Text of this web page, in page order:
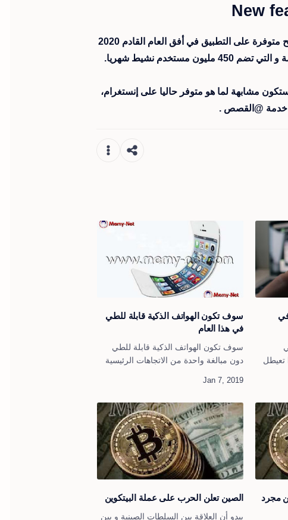
New
التي تشير المصادر الصحفية إلى أنها ستصبح متوفرة على التطبيق في أفق العام القادم 2020
مستخدم نشيط شهريا.
مشابهة لما هو متوفر حاليا على إنستغرام،
خدمة @القصص .
تعيطل
مواجهة
سوف تكون الهواتف الذكية قابلة للطي
في هذا العام
سوف تكون الهواتف الذكية قابلة للطي
دون مبالغة واحدة من الاتجاهات الرئيسية
البارزة للأجهزة المحمولة عن طريقتها
مجرد
الصين تعلن الحرب على عملة البيتكوين
يبدو أن العلاقة بين السلطات الصينية و بين